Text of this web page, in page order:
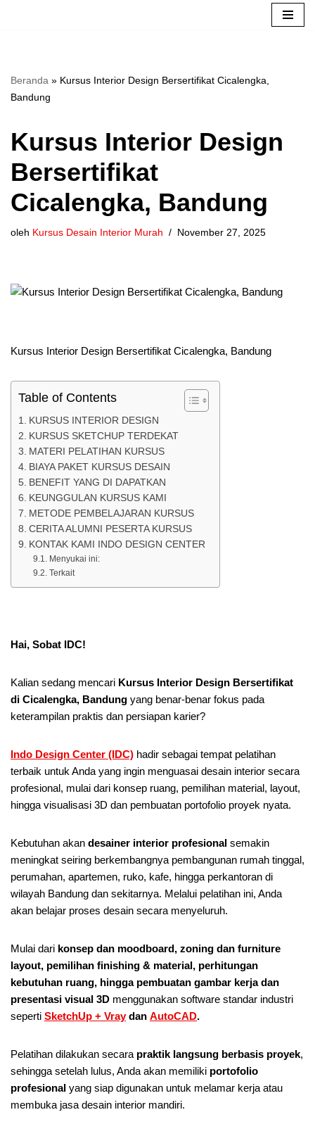
Beranda » Kursus Interior Design Bersertifikat Cicalengka,
Bandung
Kursus Interior Design
Bersertifikat
Cicalengka, Bandung
oleh Kursus Desain Interior Murah November 27, 2025
Kursus Interior Design Bersertifikat Cicalengka, Bandung
Table of Contents
KURSUS INTERIOR DESIGN
KURSUS SKETCHUP TERDEKAT
MATERI PELATIHAN KURSUS
BIAYA PAKET KURSUS DESAIN
BENEFIT YANG DI DAPATKAN
KEUNGGULAN KURSUS KAMI
METODE PEMBELAJARAN KURSUS
CERITA ALUMNI PESERTA KURSUS
KONTAK KAMI INDO DESIGN CENTER
Menyukai ini:
Terkait
Hai, Sobat IDC!
Kalian sedang mencari Kursus Interior Design Bersertifikat
di Cicalengka, Bandung yang benar-benar fokus pada
keterampilan praktis dan persiapan karier?
Indo Design Center (IDC) hadir sebagai tempat pelatihan
terbaik untuk Anda yang ingin menguasai desain interior secara
profesional, mulai dari konsep ruang, pemilihan material, layout,
hingga visualisasi 3D dan pembuatan portofolio proyek nyata.
Kebutuhan akan desainer interior profesional semakin
meningkat seiring berkembangnya pembangunan rumah tinggal,
perumahan, apartemen, ruko, kafe, hingga perkantoran di
wilayah Bandung dan sekitarnya. Melalui pelatihan ini, Anda
akan belajar proses desain secara menyeluruh.
Mulai dari konsep dan moodboard, zoning dan furniture
layout, pemilihan finishing & material, perhitungan
kebutuhan ruang, hingga pembuatan gambar kerja dan
presentasi visual 3D menggunakan software standar industri
seperti SketchUp + Vray dan AutoCAD.
Pelatihan dilakukan secara praktik langsung berbasis proyek,
sehingga setelah lulus, Anda akan memiliki portofolio
profesional yang siap digunakan untuk melamar kerja atau
membuka jasa desain interior mandiri.